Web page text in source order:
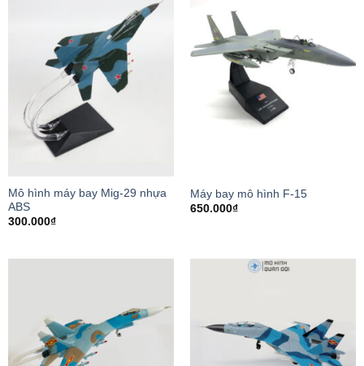
Mô hình máy bay Mig-29 nhựa
ABS
300.000₫
Máy bay mô hình F-15
650.000₫